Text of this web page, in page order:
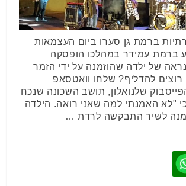
ברמת גן סערו ביום העצמאות
ברמת עמידר במהלכו הופסקה
של ילדה שהוזמנה על ידי הזמר
רוצים להדליף? שלחו וואטסאפ
שלנואלון, תושב השכונה שנכח
"לא האמנתי למה שאני רואה. הילדה
לשיר התבקשה לרדת …